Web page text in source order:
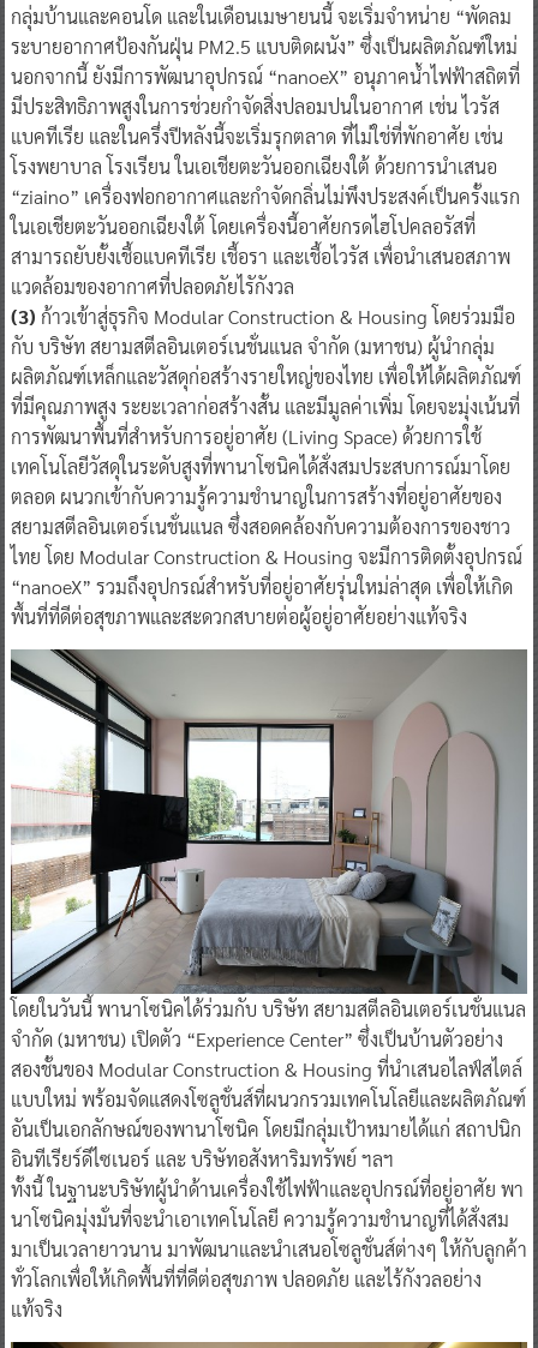
กลุ่มบ้านและคอนโด และในเดือนเมษายนนี้ จะเริ่มจำหน่าย “พัดลม
ระบายอากาศป้องกันฝุ่น PM2.5 แบบติดผนัง” ซึ่งเป็นผลิตภัณฑ์ใหม่
นอกจากนี้ ยังมีการพัฒนาอุปกรณ์ “nanoeX” อนุภาคน้ำไฟฟ้าสถิตที่
มีประสิทธิภาพสูงในการช่วยกำจัดสิ่งปลอมปนในอากาศ เช่น ไวรัส
แบคทีเรีย และในครึ่งปีหลังนี้จะเริ่มรุกตลาด ที่ไม่ใช่ที่พักอาศัย เช่น
โรงพยาบาล โรงเรียน ในเอเชียตะวันออกเฉียงใต้ ด้วยการนำเสนอ
“ziaino” เครื่องฟอกอากาศและกำจัดกลิ่นไม่พึงประสงค์เป็นครั้งแรก
ในเอเชียตะวันออกเฉียงใต้ โดยเครื่องนี้อาศัยกรดไฮโปคลอรัสที่
สามารถยับยั้งเชื้อแบคทีเรีย เชื้อรา และเชื้อไวรัส เพื่อนำเสนอสภาพ
แวดล้อมของอากาศที่ปลอดภัยไรักังวล
(3) ก้าวเข้าสู่ธุรกิจ Modular Construction & Housing โดยร่วมมือ
กับ บริษัท สยามสตีลอินเตอร์เนชั่นแนล จำกัด (มหาชน) ผู้นำกลุ่ม
ผลิตภัณฑ์เหล็กและวัสดุก่อสร้างรายใหญ่ของไทย เพื่อให้ได้ผลิตภัณฑ์
ที่มีคุณภาพสูง ระยะเวลาก่อสร้างสั้น และมีมูลค่าเพิ่ม โดยจะมุ่งเน้นที่
การพัฒนาพื้นที่สำหรับการอยู่อาศัย (Living Space) ด้วยการใช้
เทคโนโลยีวัสดุในระดับสูงที่พานาโซนิคได้สั่งสมประสบการณ์มาโดย
ตลอด ผนวกเข้ากับความรู้ความชำนาญในการสร้างที่อยู่อาศัยของ
สยามสตีลอินเตอร์เนชั่นแนล ซึ่งสอดคล้องกับความต้องการของชาว
ไทย โดย Modular Construction & Housing จะมีการติดตั้งอุปกรณ์
“nanoeX” รวมถึงอุปกรณ์สำหรับที่อยู่อาศัยรุ่นใหม่ล่าสุด เพื่อให้เกิด
พื้นที่ที่ดีต่อสุขภาพและสะดวกสบายต่อผู้อยู่อาศัยอย่างแท้จริง
โดยในวันนี้ พานาโซนิคได้ร่วมกับ บริษัท สยามสตีลอินเตอร์เนชั่นแนล
จำกัด (มหาชน) เปิดตัว “Experience Center” ซึ่งเป็นบ้านตัวอย่าง
สองชั้นของ Modular Construction & Housing ที่นำเสนอไลฟ์สไตล์
แบบใหม่ พร้อมจัดแสดงโซลูชั่นส์ที่ผนวกรวมเทคโนโลยีและผลิตภัณฑ์
อันเป็นเอกลักษณ์ของพานาโซนิค โดยมีกลุ่มเป้าหมายได้แก่ สถาปนิก
อินทีเรียร์ดีไซเนอร์ และ บริษัทอสังหาริมทรัพย์ ฯลฯ
ทั้งนี้ ในฐานะบริษัทผู้นำด้านเครื่องใช้ไฟฟ้าและอุปกรณ์ที่อยู่อาศัย พา
นาโซนิคมุ่งมั่นที่จะนำเอาเทคโนโลยี ความรู้ความชำนาญที่ได้สั่งสม
มาเป็นเวลายาวนาน มาพัฒนาและนำเสนอโซลูชั่นส์ต่างๆ ให้กับลูกค้า
ทั่วโลกเพื่อให้เกิดพื้นที่ที่ดีต่อสุขภาพ ปลอดภัย และไร้กังวลอย่าง
แท้จริง